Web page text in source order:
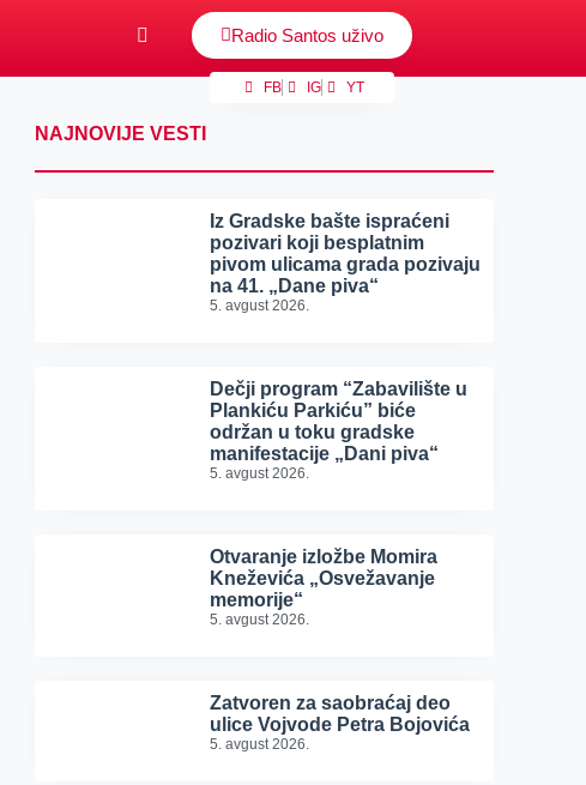
Radio Santos uživo
FB IG YT
NAJNOVIJE VESTI
Iz Gradske bašte ispraćeni
pozivari koji besplatnim
pivom ulicama grada pozivaju
na 41. „Dane piva“
5. avgust 2026.
Dečji program “Zabavilište u
Plankiću Parkiću” biće
održan u toku gradske
manifestacije „Dani piva“
5. avgust 2026.
Otvaranje izložbe Momira
Kneževića „Osvežavanje
memorije“
5. avgust 2026.
Zatvoren za saobraćaj deo
ulice Vojvode Petra Bojovića
5. avgust 2026.